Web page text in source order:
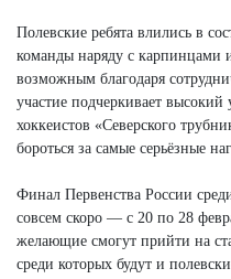
Полевские ребята влились в
команды наряду с карпинцами
возможным благодаря
участие подчеркивает
хоккеистов «Северского
бороться за самые серьёзные
Финал Первенства России
совсем скоро — с 20 по 28
желающие смогут прийти на
среди которых будут и